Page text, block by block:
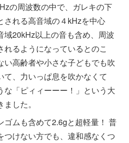
の周波数の中で、ガレキの下
される高音域の４kHzを中心
域20kHz以上の音も含め、周波
るようになっているとのこ
い高齢者や小さな子どもでも吹
て、力いっぱ息を吹かなくて
な「ピィィーーー！」という大
した。
ゴムも含めて2.6gと超軽量！ 普
つけない方でも、違和感なくつ